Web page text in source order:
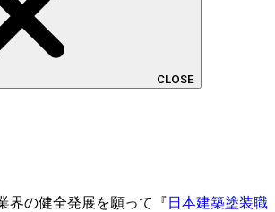
CLOSE
界の健全発展を願って『 日本建築塗装職